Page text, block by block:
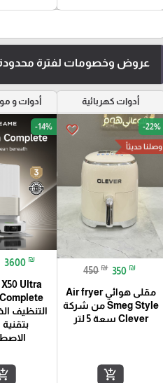
عروض وخصومات لفترة
أدوات كهربائية
favorite_border -22%
وصلنا حديثاً
450 ₪ 350 ₪
مقلى هوائي Air fryer
Smeg Style من شركة
Clever سعة 5 لتر
add_shopping_cart
أدوات و
-14%
3600 ₪
Ultra
التنظيف
بتقنية